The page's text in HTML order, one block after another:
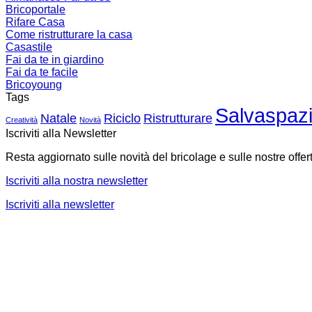
Bricoportale
Rifare Casa
Come ristrutturare la casa
Casastile
Fai da te in giardino
Fai da te facile
Bricoyoung
Tags
Creatività Natale Novità Riciclo Ristrutturare
Iscriviti alla Newsletter
Resta aggiornato sulle novità del bricolage e sulle nostre
Iscriviti alla nostra newsletter
Iscriviti alla newsletter